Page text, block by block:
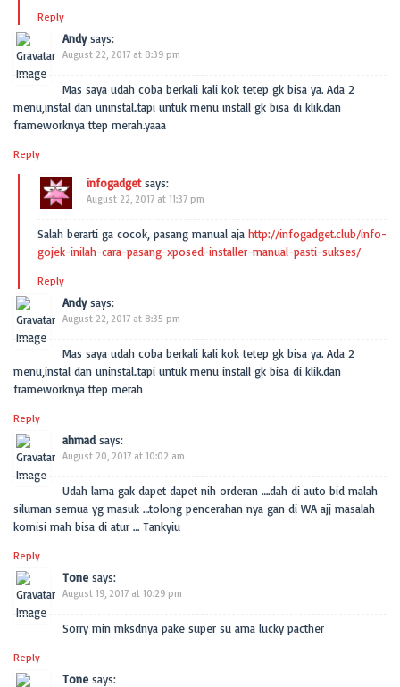
Reply
Andy says:
August 22, 2017 at 8:39 pm
Mas saya udah coba berkali kali kok tetep gk bisa ya. Ada 2
menu,instal dan uninstal..tapi untuk menu install gk bisa di klik.dan
frameworknya ttep merah.yaaa
Reply
infogadget says:
August 22, 2017 at 11:37 pm
Salah berarti ga cocok, pasang manual aja http://infogadget.club/info-
gojek-inilah-cara-pasang-xposed-installer-manual-pasti-sukses/
Reply
Andy says:
August 22, 2017 at 8:35 pm
Mas saya udah coba berkali kali kok tetep gk bisa ya. Ada 2
menu,instal dan uninstal..tapi untuk menu install gk bisa di klik.dan
frameworknya ttep merah
Reply
ahmad says:
August 20, 2017 at 10:02 am
Udah lama gak dapet dapet nih orderan ….dah di auto bid malah
siluman semua yg masuk …tolong pencerahan nya gan di WA ajj masalah
komisi mah bisa di atur … Tankyiu
Reply
Tone says:
August 19, 2017 at 10:29 pm
Sorry min mksdnya pake super su ama lucky pacther
Reply
Tone says: